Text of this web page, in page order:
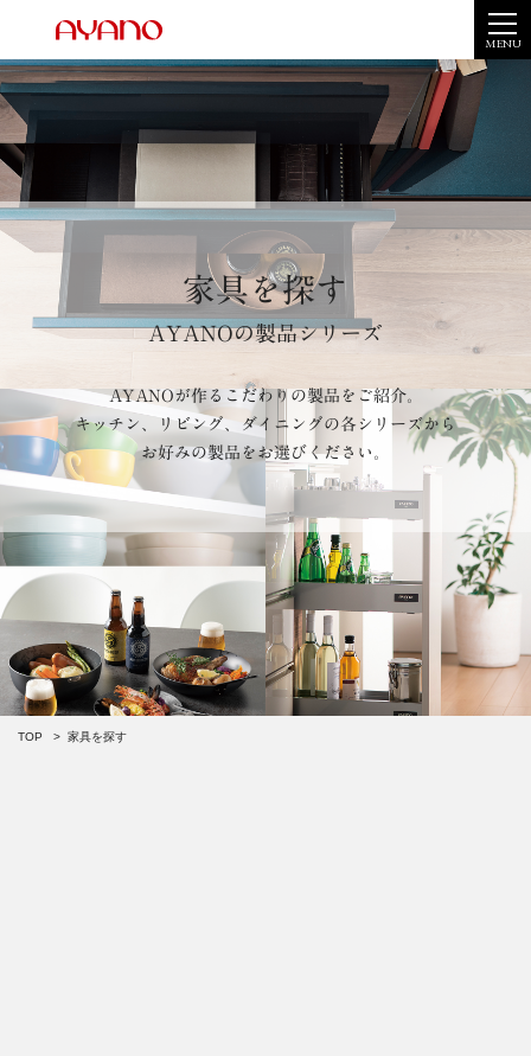
MENU
家具を探す
AYANOの製品シリーズ
AYANOが作るこだわりの製品をご紹介。
キッチン、リビング、ダイニングの各シリーズから
お好みの製品をお選びください。
TOP 家具を探す